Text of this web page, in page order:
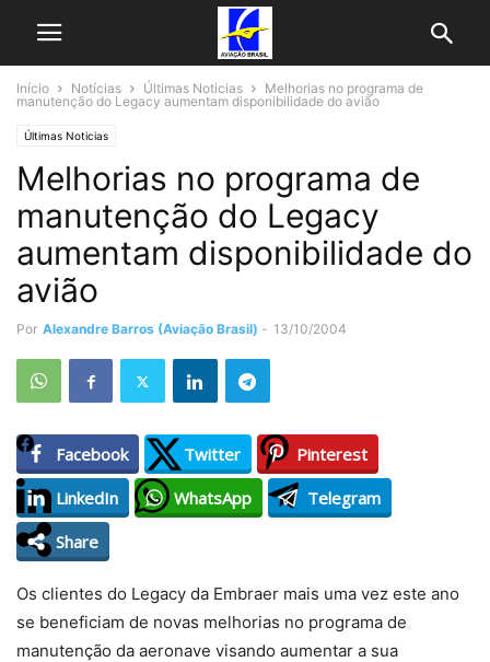
Início Notícias Últimas Noticias
Melhorias no programa de
manutenção do Legacy aumentam disponibilidade do avião
Últimas Noticias
Melhorias no programa de
manutenção do Legacy
aumentam disponibilidade do
avião
Por Alexandre Barros (Aviação Brasil) - 13/10/2004
Facebook Twitter
Pinterest
LinkedIn
WhatsApp
Telegram
Share
Os clientes do Legacy da Embraer mais uma vez este ano
se beneficiam de novas melhorias no programa de
manutenção da aeronave visando aumentar a sua